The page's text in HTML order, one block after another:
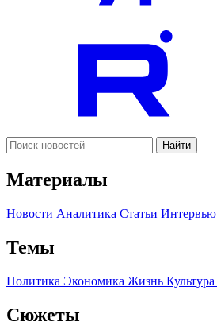
Найти
Материалы
Новости Аналитика Статьи Интервью
Темы
Политика Экономика Жизнь Культура
Сюжеты